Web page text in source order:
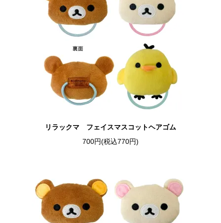
リラックマ フェイスマスコットヘアゴム
700円(税込770円)